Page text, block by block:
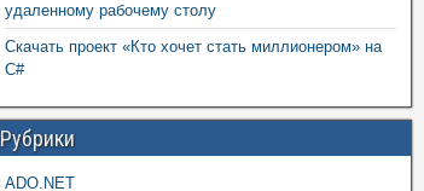
удаленному рабочему столу
Скачать проект «Кто хочет стать миллионером» на
C#
Рубрики
ADO.NET